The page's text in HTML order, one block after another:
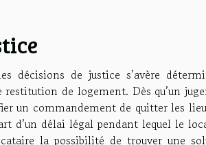
décisions de justice s’avère
restitution de logement. Dès qu’un
un commandement de quitter les
d’un délai légal pendant lequel le
la possibilité de trouver une